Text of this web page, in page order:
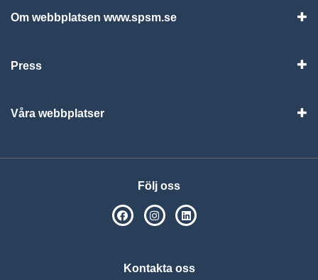
Om webbplatsen www.spsm.se
Press
Våra webbplatser
Följ oss
SPSM på Facebook
SPSM på Instagram
Kontakta oss